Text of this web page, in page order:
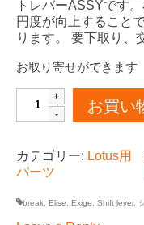
トレバーASSYです
円度が向上すること
ります。 要下取り
お取り寄せができます
バ
ー
化
お買い
カテゴリー: Lotus用
パーツ
break Elise Exige Shift lever,